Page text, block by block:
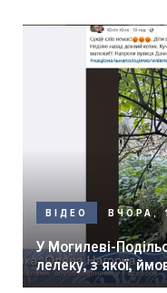
ВІДЕО ВЧОРА,
У Могилеві-
лелеку, з якої,